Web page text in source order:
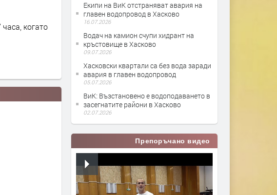
когато
Екипи на ВиК отстраняват авария на
главен водопровод в Хасково
16.07.2026
Водач на камион счупи хидрант на
кръстовище в Хасково
09.07.2026
Хасковски квартали са без вода заради
авария в главен водопровод
05.07.2026
ВиК: Възстановено е водоподаването в
засегнатите райони в Хасково
02.07.2026
Препоръчано видео